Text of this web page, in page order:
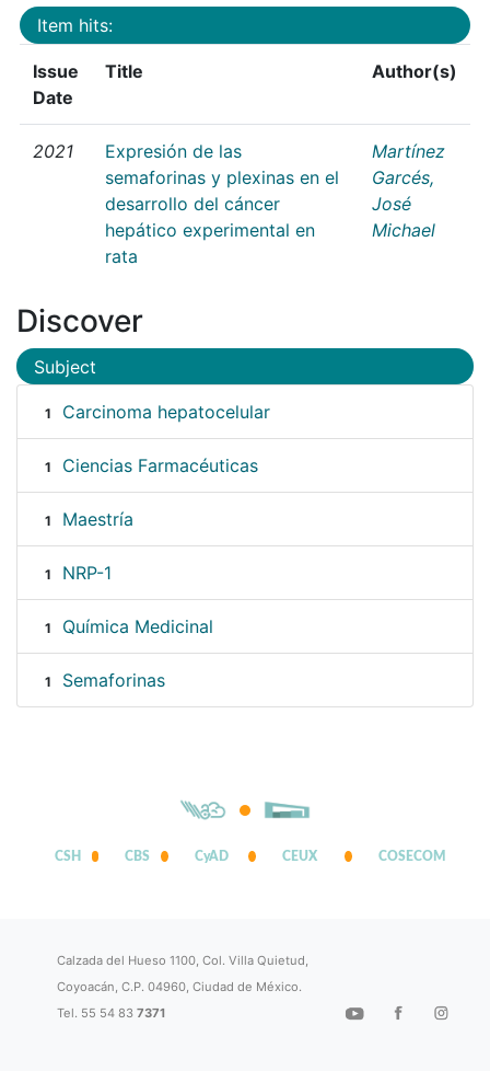
Item hits:
Issue
Date
Title Author(s)
2021
Expresión de las
semaforinas y plexinas en el
desarrollo del cáncer
hepático experimental en
rata
Martínez
Garcés,
José
Michael
Discover
Subject
1 Carcinoma hepatocelular
1 Ciencias Farmacéuticas
1 Maestría
1 NRP-1
1 Química Medicinal
1 Semaforinas
CSH CBS CyAD CEUX COSECOM
Calzada del Hueso 1100, Col. Villa Quietud,
Coyoacán, C.P. 04960, Ciudad de México.
Tel. 55 54 837371